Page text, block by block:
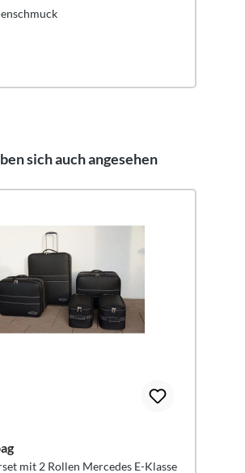
überspringen
sich auch angesehen
mit 2 Rollen Mercedes E-Klasse